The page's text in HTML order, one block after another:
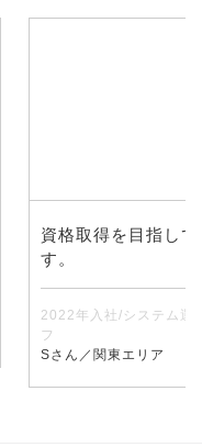
資格取得を目指し
す。
2022年入社/システム運
フ
Sさん／関東エリア